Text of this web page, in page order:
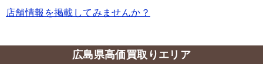
店舗情報を掲載してみませんか？
広島県高価買取りエリア